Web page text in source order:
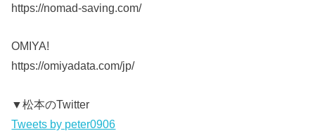
https://nomad-saving.com/
OMIYA!
https://omiyadata.com/jp/
▼松本のTwitter
Tweets by peter0906